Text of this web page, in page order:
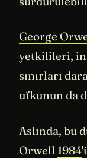
George
yetkilileri,
sınırları
ufkunun da
Aslında, bu
Orwell 1984